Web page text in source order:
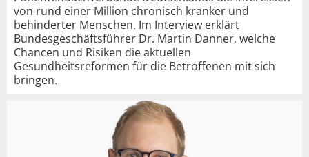
von rund einer Million chronisch kranker und
behinderter Menschen. Im Interview erklärt
Bundesgeschäftsführer Dr. Martin Danner, welche
Chancen und Risiken die aktuellen
Gesundheitsreformen für die Betroffenen mit sich
bringen.